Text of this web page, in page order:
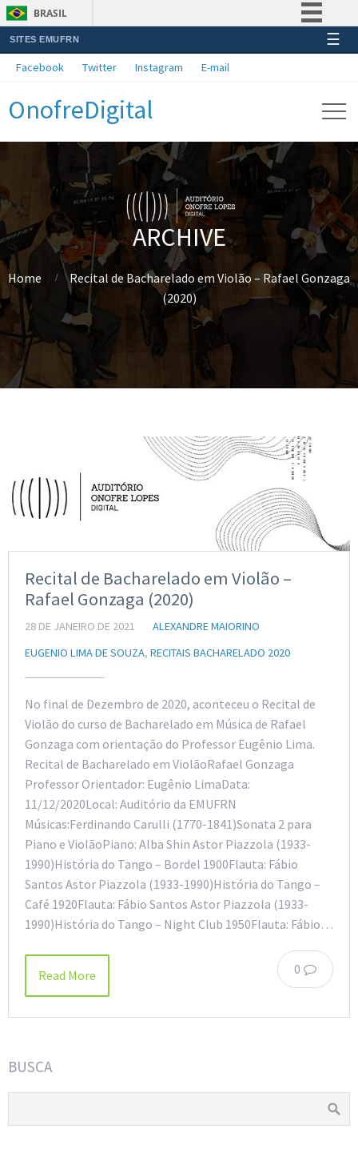
BRASIL
Simplifique!
Acesso à informação
Legislação
Canais
SITES EMUFRN ☰
Facebook Twitter Instagram E-mail
OnofreDigital
ARCHIVE
Home
Recital de Bacharelado em Violão – Rafael Gonzaga
(2020)
Recital de Bacharelado em Violão –
Rafael Gonzaga (2020)
28 DE JANEIRO DE 2021
ALEXANDRE MAIORINO
EUGENIO LIMA DE SOUZA, RECITAIS BACHARELADO 2020
No final de Dezembro de 2020, aconteceu o Recital de
Violão do curso de Bacharelado em Música de Rafael
Gonzaga com orientação do Professor Eugênio Lima.
Recital de Bacharelado em ViolãoRafael Gonzaga
Professor Orientador: Eugênio LimaData:
11/12/2020Local: Auditório da EMUFRN
Músicas:Ferdinando Carulli (1770-1841)Sonata 2 para
Piano e ViolãoPiano: Alba Shin Astor Piazzola (1933-
1990)História do Tango – Bordel 1900Flauta: Fábio
Santos Astor Piazzola (1933-1990)História do Tango –
Café 1920Flauta: Fábio Santos Astor Piazzola (1933-
1990)História do Tango – Night Club 1950Flauta: Fábio…
0
Read More
BUSCA